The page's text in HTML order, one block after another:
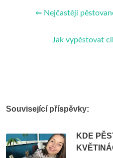
⇐ Nejčastěji
Jak vypěstovat
Související příspěvky:
KDE